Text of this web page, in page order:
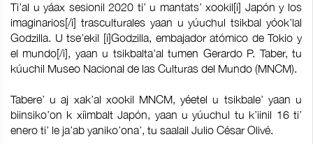
Ti’al u yáax sesionil 2020 ti’ u mantats’ xookil[i] Japón y los
imaginarios[/i] trasculturales yaan u yúuchul tsikbal yóok’lal
Godzilla. U tse’ekil [i]Godzilla, embajador atómico de Tokio y
el mundo[/i], yaan u tsikbalta’al tumen Gerardo P. Taber, tu
kúuchil Museo Nacional de las Culturas del Mundo (MNCM).
Tabere’ u aj xak’al xookil MNCM, yéetel u tsikbale’ yaan u
biinsiko’on k xíimbalt Japón, yaan u yúuchul tu k’iinil 16 ti’
enero ti’ le ja’ab yaniko’ona’, tu saalail Julio César Olivé.